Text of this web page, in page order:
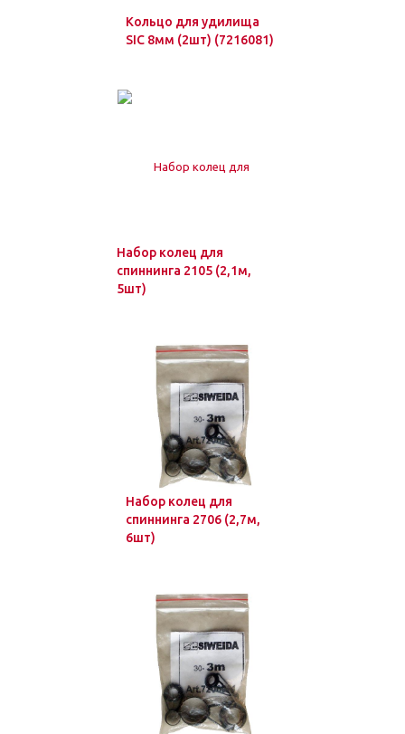
Кольцо для удилища
SIC 8мм (2шт) (7216081)
Набор колец для
спиннинга 2105 (2,1м,
5шт)
Набор колец для
спиннинга 2706 (2,7м,
6шт)